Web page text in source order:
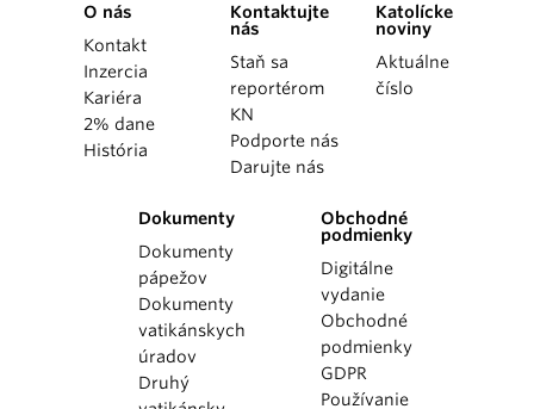
O nás
Kontakt
Inzercia
Kariéra
2% dane
História
Kontaktujte
nás
Staň sa
reportérom
KN
Podporte nás
Darujte nás
Katolícke
noviny
Aktuálne
číslo
Dokumenty
Dokumenty
pápežov
Dokumenty
vatikánskych
úradov
Druhý
Obchodné
podmienky
Digitálne
vydanie
Obchodné
podmienky
GDPR
Používanie